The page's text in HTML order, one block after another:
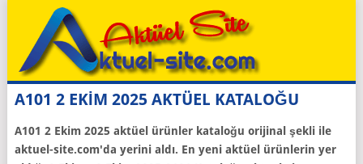
A101 2 EKİM 2025 AKTÜEL KATALOĞU
A101 2 Ekim 2025 aktüel ürünler kataloğu orijinal şekli ile
aktuel-site.com'da yerini aldı. En yeni aktüel ürünlerin yer